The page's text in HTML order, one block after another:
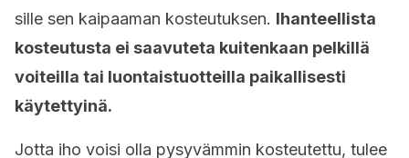
sille sen kaipaaman kosteutuksen. Ihanteellista
kosteutusta ei saavuteta kuitenkaan pelkillä
voiteilla tai luontaistuotteilla paikallisesti
käytettyinä.
Jotta iho voisi olla pysyvämmin kosteutettu, tulee